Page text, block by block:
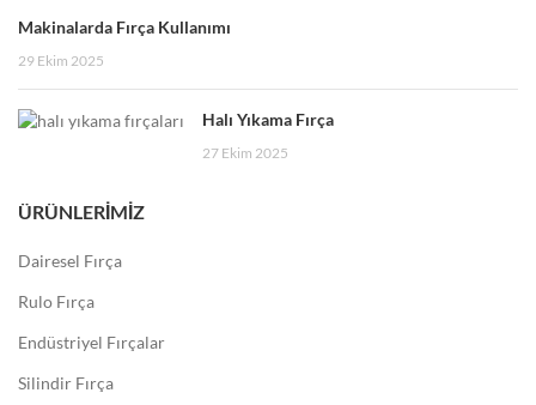
Makinalarda Fırça Kullanımı
29 Ekim 2025
Halı Yıkama Fırça
27 Ekim 2025
ÜRÜNLERIMIZ
Dairesel Fırça
Rulo Fırça
Endüstriyel Fırçalar
Silindir Fırça